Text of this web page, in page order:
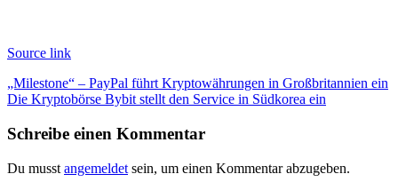
Source link
Beitragsnavigation
„Milestone“ – PayPal führt Kryptowährungen in Großbritannien ein
Die Kryptobörse Bybit stellt den Service in Südkorea ein
Schreibe einen Kommentar
Du musst angemeldet sein, um einen Kommentar abzugeben.